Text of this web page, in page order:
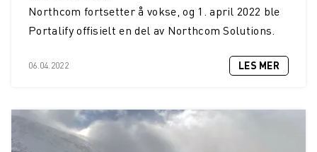
Northcom fortsetter å vokse, og 1. april 2022 ble
Portalify offisielt en del av Northcom Solutions.
06.04.2022 LES MER